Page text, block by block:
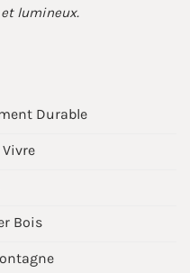
lumineux.
Durable
Bois